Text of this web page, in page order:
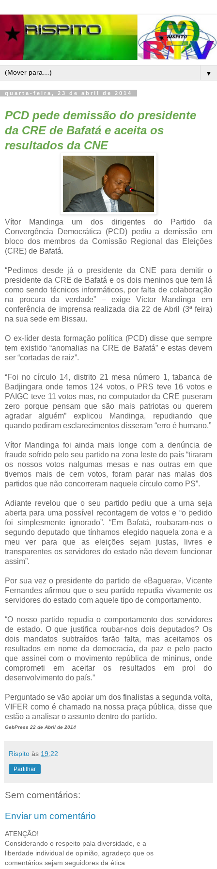
▼
quarta-feira, 23 de abril de 2014
PCD pede demissão do presidente
da CRE de Bafatá e aceita os
resultados da CNE
Vítor Mandinga um dos dirigentes do Partido da
Convergência Democrática (PCD) pediu a demissão em
bloco dos membros da Comissão Regional das Eleições
(CRE) de Bafatá.
“Pedimos desde já o presidente da CNE para demitir o
presidente da CRE de Bafatá e os dois meninos que tem lá
como sendo técnicos informáticos, por falta de colaboração
na procura da verdade” – exige Victor Mandinga em
conferência de imprensa realizada dia 22 de Abril (3ª feira)
na sua sede em Bissau.
O ex-líder desta formação política (PCD) disse que sempre
tem existido “anomalias na CRE de Bafatá” e estas devem
ser “cortadas de raiz”.
“Foi no círculo 14, distrito 21 mesa número 1, tabanca de
Badjingara onde temos 124 votos, o PRS teve 16 votos e
PAIGC teve 11 votos mas, no computador da CRE puseram
zero porque pensam que são mais patriotas ou querem
agradar alguém” explicou Mandinga, repudiando que
quando pediram esclarecimentos disseram “erro é humano.”
Vítor Mandinga foi ainda mais longe com a denúncia de
fraude sofrido pelo seu partido na zona leste do país “tiraram
os nossos votos nalgumas mesas e nas outras em que
tivemos mais de cem votos, foram parar nas malas dos
partidos que não concorreram naquele círculo como PS”.
Adiante revelou que o seu partido pediu que a urna seja
aberta para uma possível recontagem de votos e “o pedido
foi simplesmente ignorado”. “Em Bafatá, roubaram-nos o
segundo deputado que tínhamos elegido naquela zona e a
meu ver para que as eleições sejam justas, livres e
transparentes os servidores do estado não devem funcionar
assim”.
Por sua vez o presidente do partido de «Baguera», Vicente
Fernandes afirmou que o seu partido repudia vivamente os
servidores do estado com aquele tipo de comportamento.
“O nosso partido repudia o comportamento dos servidores
de estado. O que justifica roubar-nos dois deputados? Os
dois mandatos subtraídos farão falta, mas aceitamos os
resultados em nome da democracia, da paz e pelo pacto
que assinei com o movimento república de mininus, onde
comprometi em aceitar os resultados em prol do
desenvolvimento do país.”
Perguntado se vão apoiar um dos finalistas a segunda volta,
VIFER como é chamado na nossa praça pública, disse que
estão a analisar o assunto dentro do partido.
GebPress 22 de Abril de 2014
Rispito às 19:22
Partilhar
Sem comentários:
Enviar um comentário
ATENÇÃO!
Considerando o respeito pala diversidade, e a
liberdade individual de opinião, agradeço que os
comentários sejam seguidores da ética